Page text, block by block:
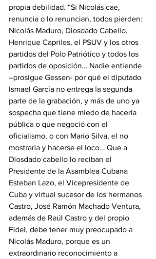
propia debilidad. “Si Nicolás cae,
renuncia o lo renuncian, todos pierden:
Nicolás Maduro, Diosdado Cabello,
Henrique Capriles, el PSUV y los otros
partidos del Polo Patriótico y todos los
partidos de oposición… Nadie entiende
–prosigue Gessen- por qué el diputado
Ismael García no entrega la segunda
parte de la grabación, y más de uno ya
sospecha que tiene miedo de hacerla
pública o que negoció con el
oficialismo, o con Mario Silva, el no
mostrarla y hacerse el loco… Que a
Diosdado cabello lo reciban el
Presidente de la Asamblea Cubana
Esteban Lazo, el Vicepresidente de
Cuba y virtual sucesor de los hermanos
Castro, José Ramón Machado Ventura,
además de Raúl Castro y del propio
Fidel, debe tener muy preocupado a
Nicolás Maduro, porque es un
extraordinario reconocimiento a